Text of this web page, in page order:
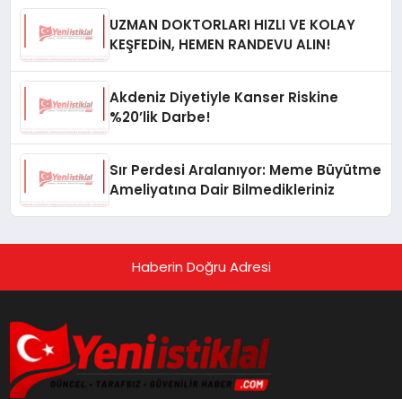
UZMAN DOKTORLARI HIZLI VE KOLAY
KEŞFEDİN, HEMEN RANDEVU ALIN!
Akdeniz Diyetiyle Kanser Riskine
%20’lik Darbe!
Sır Perdesi Aralanıyor: Meme Büyütme
Ameliyatına Dair Bilmedikleriniz
Haberin Doğru Adresi